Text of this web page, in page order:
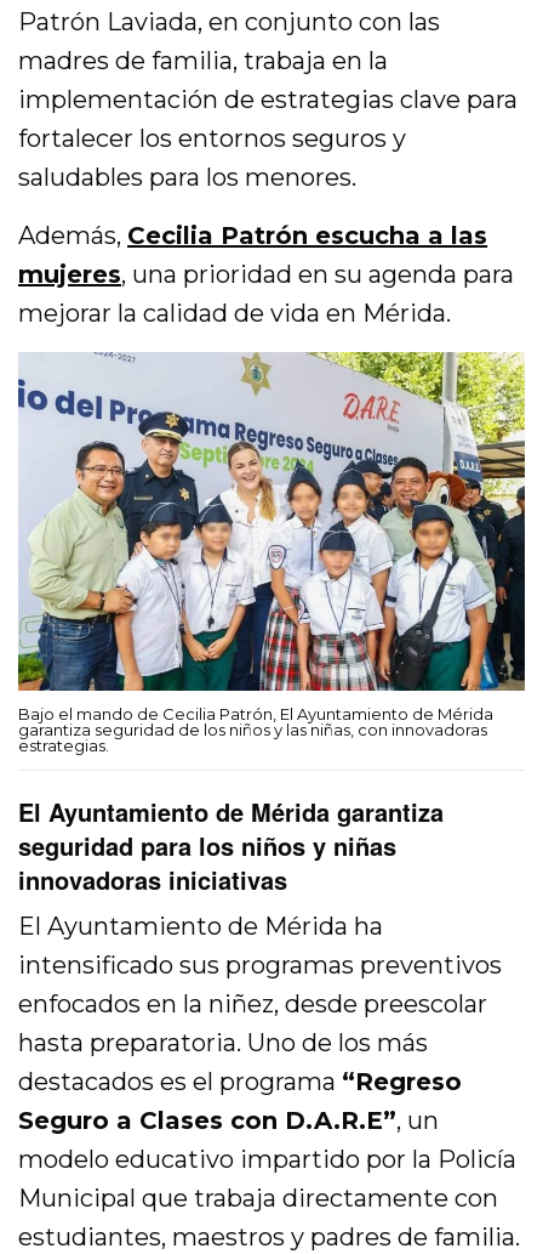
Patrón Laviada, en conjunto con las
madres de familia, trabaja en la
implementación de estrategias clave para
fortalecer los entornos seguros y
saludables para los menores.
Además, Cecilia Patrón escucha a las
mujeres, una prioridad en su agenda para
mejorar la calidad de vida en Mérida.
Bajo el mando de Cecilia Patrón, El Ayuntamiento de Mérida
garantiza seguridad de los niños y las niñas, con innovadoras
estrategias.
El Ayuntamiento de Mérida garantiza
seguridad para los niños y niñas
innovadoras iniciativas
El Ayuntamiento de Mérida ha
intensificado sus programas preventivos
enfocados en la niñez, desde preescolar
hasta preparatoria. Uno de los más
destacados es el programa “Regreso
Seguro a Clases con D.A.R.E”, un
modelo educativo impartido por la Policía
Municipal que trabaja directamente con
estudiantes, maestros y padres de familia.